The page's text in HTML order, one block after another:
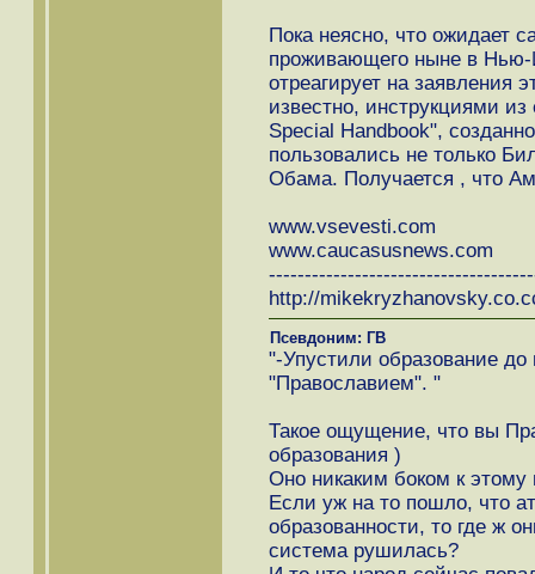
Пока неясно, что ожидает
проживающего ныне в Нью-
отреагирует на заявления
известно, инструкциями
Special Handbook",
пользовались не только
Обама. Получается , что
www.vsevesti.com
www.caucasusnews.com
http://
Псевдоним: ГВ
"-Упустили образование
"Православием". "
Такое ощущение, что вы
образования )
Оно никаким боком к
Если уж на то пошло, что
образованности, то где ж
система рушилась?